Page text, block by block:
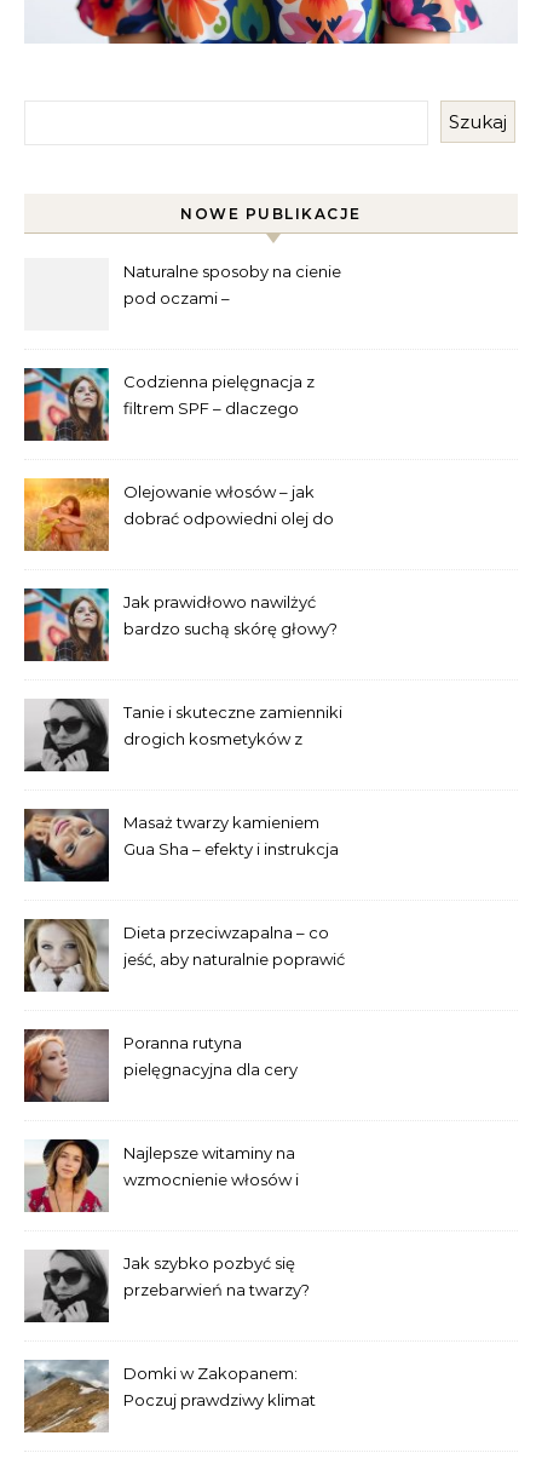
Szukaj
NOWE PUBLIKACJE
Naturalne sposoby na cienie
pod oczami –
Codzienna pielęgnacja z
filtrem SPF – dlaczego
Olejowanie włosów – jak
dobrać odpowiedni olej do
Jak prawidłowo nawilżyć
bardzo suchą skórę głowy?
Tanie i skuteczne zamienniki
drogich kosmetyków z
Masaż twarzy kamieniem
Gua Sha – efekty i instrukcja
Dieta przeciwzapalna – co
jeść, aby naturalnie poprawić
Poranna rutyna
pielęgnacyjna dla cery
Najlepsze witaminy na
wzmocnienie włosów i
Jak szybko pozbyć się
przebarwień na twarzy?
Domki w Zakopanem:
Poczuj prawdziwy klimat